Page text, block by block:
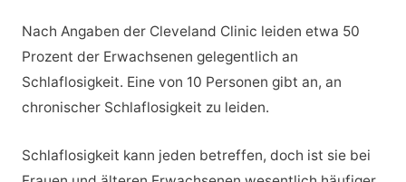
Nach Angaben der Cleveland Clinic leiden etwa 50
Prozent der Erwachsenen gelegentlich an
Schlaflosigkeit. Eine von 10 Personen gibt an, an
chronischer Schlaflosigkeit zu leiden.
Schlaflosigkeit kann jeden betreffen, doch ist sie bei